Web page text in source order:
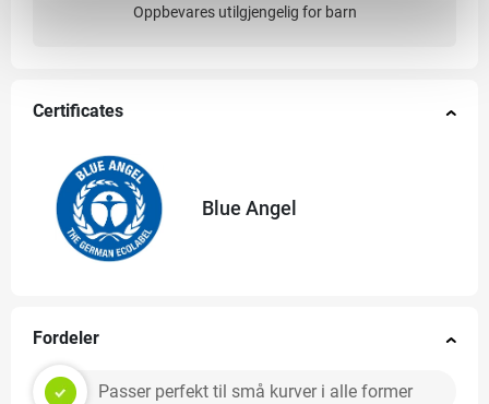
Oppbevares utilgjengelig for barn
Certificates
Blue Angel
Fordeler
Passer perfekt til små kurver i alle former